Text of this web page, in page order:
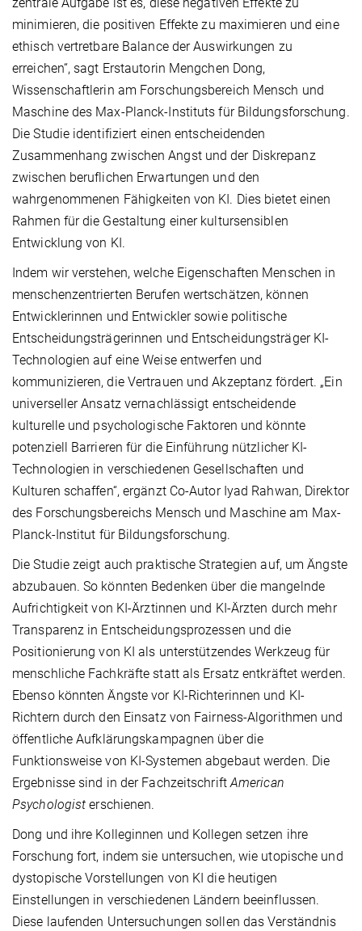
minimieren, die positiven Effekte zu maximieren und eine
ethisch vertretbare Balance der Auswirkungen zu
erreichen“, sagt Erstautorin Mengchen Dong,
Wissenschaftlerin am Forschungsbereich Mensch und
Maschine des Max-Planck-Instituts für Bildungsforschung.
Die Studie identifiziert einen entscheidenden
Zusammenhang zwischen Angst und der Diskrepanz
zwischen beruflichen Erwartungen und den
wahrgenommenen Fähigkeiten von KI. Dies bietet einen
Rahmen für die Gestaltung einer kultursensiblen
Entwicklung von KI.
Indem wir verstehen, welche Eigenschaften Menschen in
menschenzentrierten Berufen wertschätzen, können
Entwicklerinnen und Entwickler sowie politische
Entscheidungsträgerinnen und Entscheidungsträger KI-
Technologien auf eine Weise entwerfen und
kommunizieren, die Vertrauen und Akzeptanz fördert. „Ein
universeller Ansatz vernachlässigt entscheidende
kulturelle und psychologische Faktoren und könnte
potenziell Barrieren für die Einführung nützlicher KI-
Technologien in verschiedenen Gesellschaften und
Kulturen schaffen“, ergänzt Co-Autor Iyad Rahwan, Direktor
des Forschungsbereichs Mensch und Maschine am Max-
Planck-Institut für Bildungsforschung.
Die Studie zeigt auch praktische Strategien auf, um Ängste
abzubauen. So könnten Bedenken über die mangelnde
Aufrichtigkeit von KI-Ärztinnen und KI-Ärzten durch mehr
Transparenz in Entscheidungsprozessen und die
Positionierung von KI als unterstützendes Werkzeug für
menschliche Fachkräfte statt als Ersatz entkräftet werden.
Ebenso könnten Ängste vor KI-Richterinnen und KI-
Richtern durch den Einsatz von Fairness-Algorithmen und
öffentliche Aufklärungskampagnen über die
Funktionsweise von KI-Systemen abgebaut werden. Die
Ergebnisse sind in der FachzeitschriftAmerican
Psychologist erschienen.
Dong und ihre Kolleginnen und Kollegen setzen ihre
Forschung fort, indem sie untersuchen, wie utopische und
dystopische Vorstellungen von KI die heutigen
Einstellungen in verschiedenen Ländern beeinflussen.
Diese laufenden Untersuchungen sollen das Verständnis